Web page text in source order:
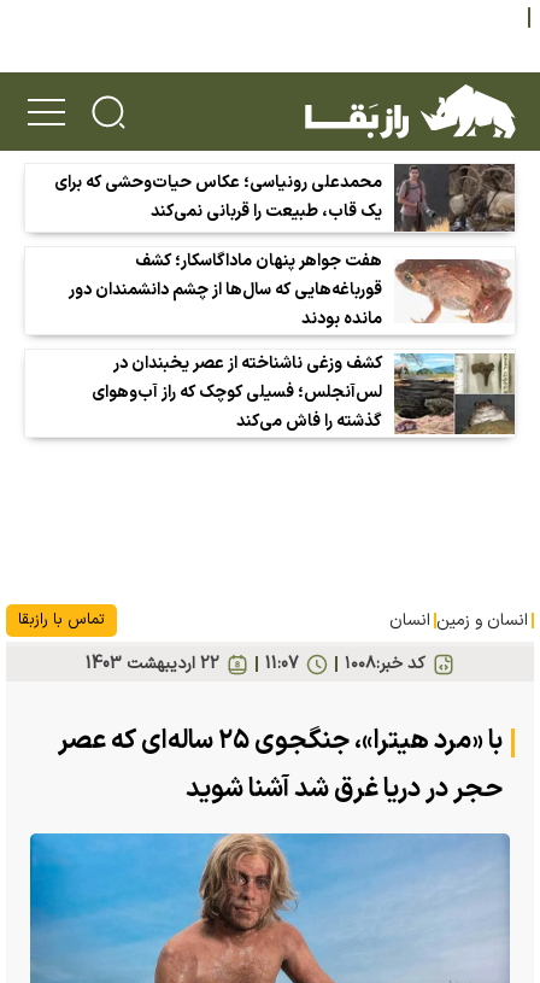
محمدعلی رونیاسی؛ عکاس حیات‌وحشی که برای
یک قاب، طبیعت را قربانی نمی‌کند
هفت جواهر پنهان ماداگاسکار؛ کشف
قورباغه‌هایی که سال‌ها از چشم دانشمندان دور
مانده بودند
کشف وزغی ناشناخته از عصر یخبندان در
لس‌آنجلس؛ فسیلی کوچک که راز آب‌وهوای
گذشته را فاش می‌کند
انسان و زمین انسان تماس با رازبقا
کد خبر:۱۰۰۸ 22 ارديبهشت 1403 11:07
با «مرد هیترا»، جنگجوی ۲۵ ساله‌ای که عصر
حجر در دریا غرق شد آشنا شوید